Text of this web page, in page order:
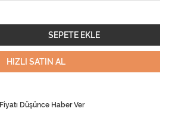
SEPETE EKLE
HIZLI SATIN AL
Fiyatı Düşünce Haber Ver